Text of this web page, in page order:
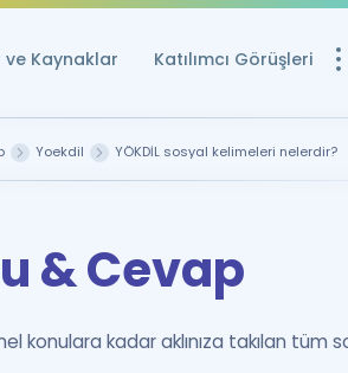
Kaynaklar Katılımcı Görüşleri
Ücretsiz
YDS ve YÖKDİL
YDS ve YÖKDİL
Yoekdil YÖKDİL sosyal kelimeleri nelerdir?
& Cevap
konulara kadar aklınıza takılan tüm